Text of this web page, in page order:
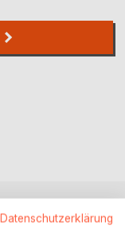
Datenschutzerklärung